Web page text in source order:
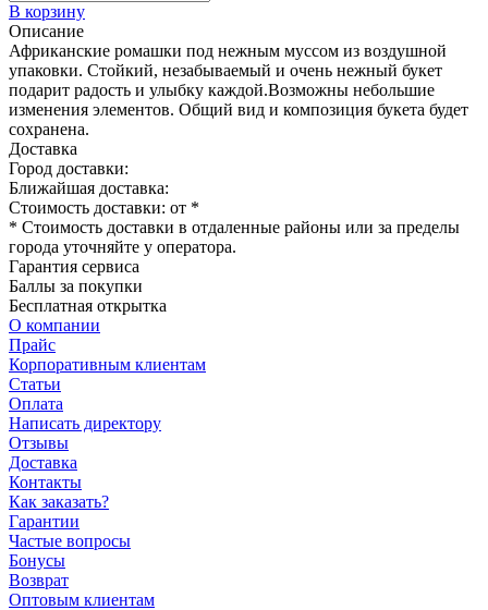
В корзину
Описание
Африканские ромашки под нежным муссом из воздушной
упаковки. Стойкий, незабываемый и очень нежный букет
подарит радость и улыбку каждой.Возможны небольшие
изменения элементов. Общий вид и композиция букета будет
сохранена.
Доставка
Город доставки:
Ближайшая доставка:
Стоимость доставки: от *
* Стоимость доставки в отдаленные районы или за пределы
города уточняйте у оператора.
Гарантия сервиса
Баллы за покупки
Бесплатная открытка
О компании
Прайс
Корпоративным клиентам
Статьи
Оплата
Написать директору
Отзывы
Доставка
Контакты
Как заказать?
Гарантии
Частые вопросы
Бонусы
Возврат
Оптовым клиентам